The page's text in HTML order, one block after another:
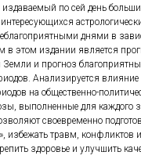
издаваемый по сей день
днями в
в этом издании является
и прогноз
Анализируется
на общественно-
выполненные для каждого
своевременно
избежать травм, конфликтов
здоровье и улучшить